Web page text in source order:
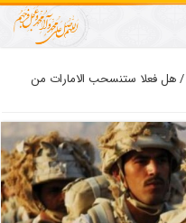
/هل فعلا ستنسحب الامارات من